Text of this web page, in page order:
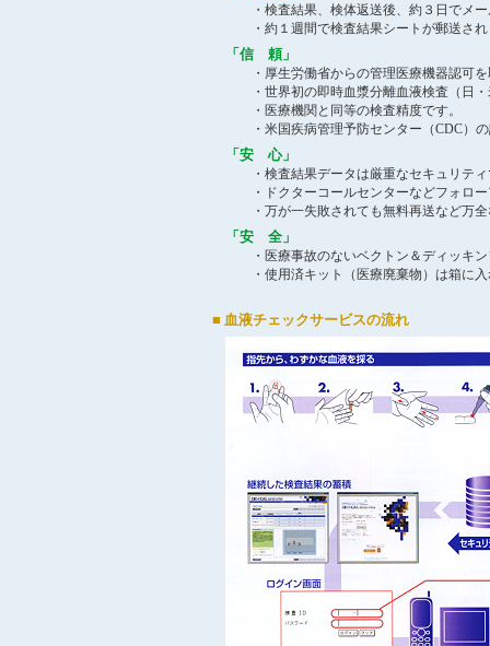
・検査結果、検体返送後、約３日でメー
・約１週間で検査結果シートが郵送され
「信 頼」
・厚生労働省からの管理医療機器認可を
・世界初の即時血漿分離血液検査（日・
・医療機関と同等の検査精度です。
・米国疾病管理予防センター（CDC）の
「安 心」
・検査結果データは厳重なセキュリティ
・ドクターコールセンターなどフォロー
・万が一失敗されても無料再送など万全
「安 全」
・医療事故のないベクトン＆ディッキン
・使用済キット（医療廃棄物）は箱に入
■ 血液チェックサービスの流れ